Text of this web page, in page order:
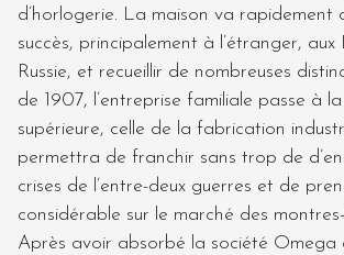
d’horlogerie. La maison va rapidement
succès, principalement à l’étranger, aux
Russie, et recueillir de nombreuses
de 1907, l’entreprise familiale passe à
supérieure, celle de la fabrication
permettra de franchir sans trop de
crises de l’entre-deux guerres et de
considérable sur le marché des
Après avoir absorbé la société Omega